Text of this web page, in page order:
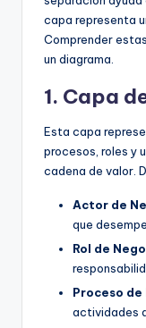
capa representa
Comprender
un diagrama.
1. Capa
Esta capa
procesos, roles y
cadena de valor.
Actor de
que
Rol de
Proceso de
actividades